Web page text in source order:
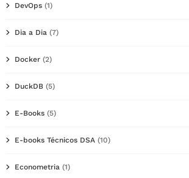
DevOps (1)
Dia a Dia (7)
Docker (2)
DuckDB (5)
E-Books (5)
E-books Técnicos DSA (10)
Econometria (1)